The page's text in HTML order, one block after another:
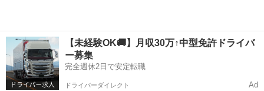
【未経験OK🚚】月収30万↑中型免許ドライバ
ー募集
完全週休2日で安定転職
ドライバーダイレクト Ad